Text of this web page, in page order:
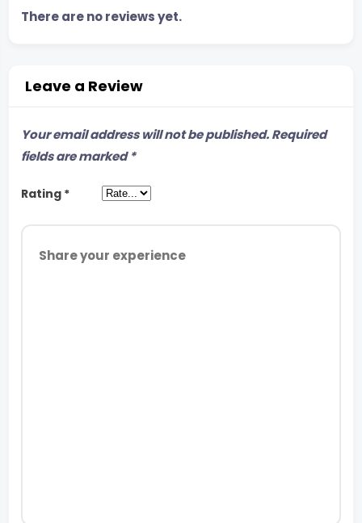
There are no reviews yet.
Leave a Review
Your email address will not be published.Required
fields are marked*
Rating *